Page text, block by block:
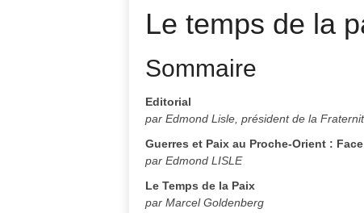
Le temps de la
Sommaire
Editorial
par Edmond Lisle, président de la
Guerres et Paix au Proche-Orient :
par Edmond LISLE
Le Temps de la Paix
par Marcel Goldenberg